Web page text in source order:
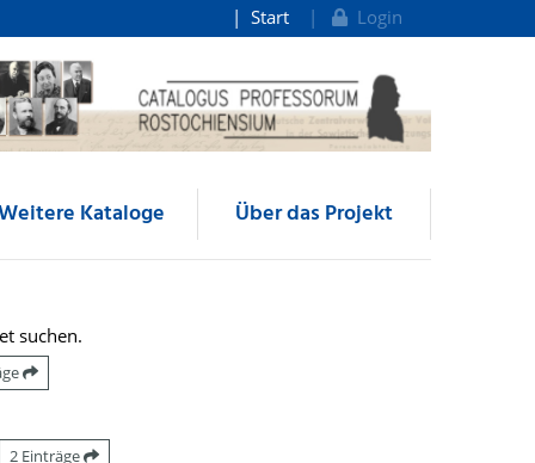
Start Login
Kataloge Über das Projekt
suchen.
2 Einträge